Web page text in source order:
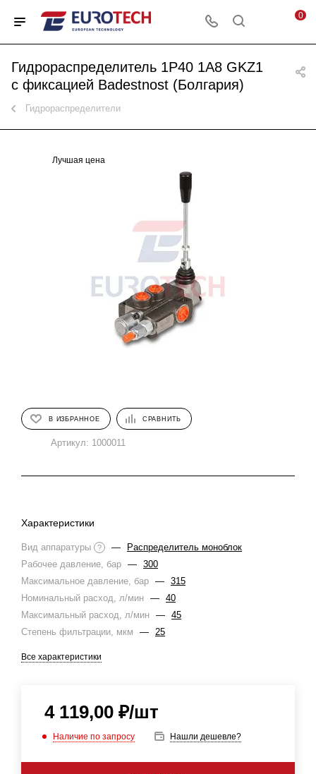
0
Гидрораспределитель 1P40 1A8 GKZ1
с фиксацией Badestnost (Болгария)
Гидрораспределители
Лучшая цена
В ИЗБРАННОЕ СРАВНИТЬ
Артикул: 1000011
Характеристики
Вид аппаратуры ? —
Распределитель моноблок
Рабочее давление, бар — 300
Максимальное давление, бар — 315
Номинальный расход, л/мин — 40
Максимальный расход, л/мин — 45
Степень фильтрации, мкм
— 25
Все характеристики
4 119,00 ₽/шт
Наличие по запросу Нашли дешевле?